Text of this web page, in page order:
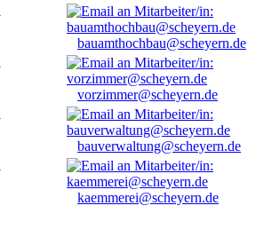
bauamthochbau@scheyern.de
vorzimmer@scheyern.de
bauverwaltung@scheyern.de
kaemmerei@scheyern.de